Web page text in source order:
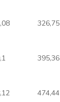
326,75
395,36
474,44